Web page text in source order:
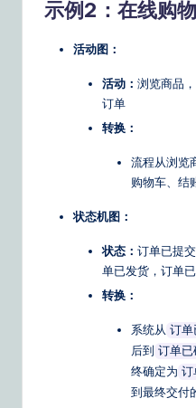
示例2：在线购
活动图：
活动： 浏览商品
订单
转换：
流程从浏览
购物车、结
状态机图：
状态： 订单已提
单已发货，订单
转换：
系统从 订单
后到 订单已
终确定为 订
到最终交付